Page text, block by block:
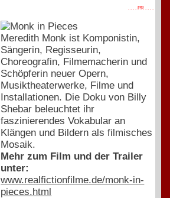
. . . . PR . . . .
Meredith Monk ist Komponistin,
Sängerin, Regisseurin,
Choreografin, Filmemacherin und
Schöpferin neuer Opern,
Musiktheaterwerke, Filme und
Installationen. Die Doku von Billy
Shebar beleuchtet ihr
faszinierendes Vokabular an
Klängen und Bildern als filmisches
Mosaik.
Mehr zum Film und der Trailer
unter:
www.realfictionfilme.de/monk-in-
pieces.html